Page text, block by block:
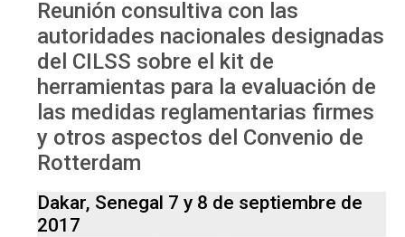
Sep 2017
Reunión consultiva con las
autoridades nacionales designadas
del CILSS sobre el kit de
herramientas para la evaluación de
las medidas reglamentarias firmes
y otros aspectos del Convenio de
Rotterdam
Dakar, Senegal 7 y 8 de septiembre de
2017